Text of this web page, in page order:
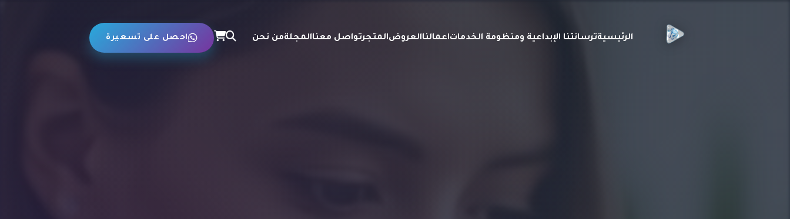
الرئيسيةترسانتنا الإبداعية ومنظومة الخدماتاعمالناالعروضالمتجرتواصل معناالمجلةمن نحن احصل على تسعيرة